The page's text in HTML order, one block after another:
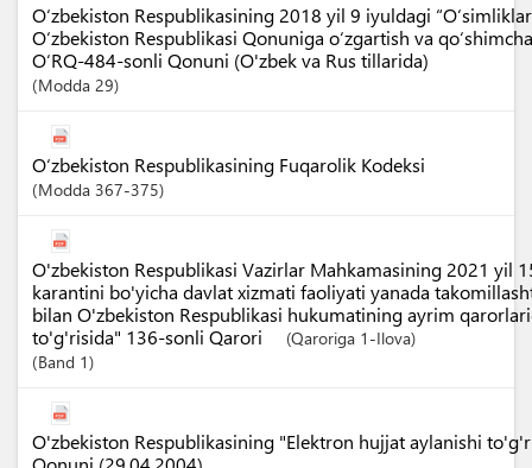
O‘zbekiston Respublikasining 2018 yil 9 iyuldagi
O‘zbekiston Respublikasi Qonuniga o‘zgartish va
O‘RQ-484-sonli Qonuni (O'zbek va Rus tillarida)
Modda 29
O‘zbekiston Respublikasining Fuqarolik Kodeksi
Modda 367-375
O'zbekiston Respublikasi Vazirlar Mahkamasining 2021 yil
karantini bo'yicha davlat xizmati faoliyati yanada
bilan O'zbekiston Respublikasi hukumatining ayrim
to'g'risida" 136-sonli Qarori
(Qaroriga 1-Ilova)
Band 1
O'zbekiston Respublikasining "Elektron hujjat aylanishi